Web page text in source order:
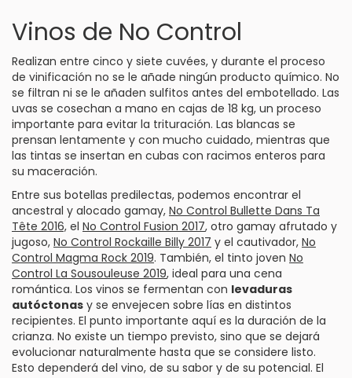
Vinos de No Control
Realizan entre cinco y siete cuvées, y durante el proceso
de vinificación no se le añade ningún producto químico. No
se filtran ni se le añaden sulfitos antes del embotellado. Las
uvas se cosechan a mano en cajas de 18 kg, un proceso
importante para evitar la trituración. Las blancas se
prensan lentamente y con mucho cuidado, mientras que
las tintas se insertan en cubas con racimos enteros para
su maceración.
Entre sus botellas predilectas, podemos encontrar el
ancestral y alocado gamay, No Control Bullette Dans Ta
Tête 2016, el No Control Fusion 2017, otro gamay afrutado y
jugoso, No Control Rockaille Billy 2017 y el cautivador, No
Control Magma Rock 2019. También, el tinto joven No
Control La Sousouleuse 2019, ideal para una cena
romántica. Los vinos se fermentan con levaduras
autóctonas y se envejecen sobre lías en distintos
recipientes. El punto importante aquí es la duración de la
crianza. No existe un tiempo previsto, sino que se dejará
evolucionar naturalmente hasta que se considere listo.
Esto dependerá del vino, de su sabor y de su potencial. El